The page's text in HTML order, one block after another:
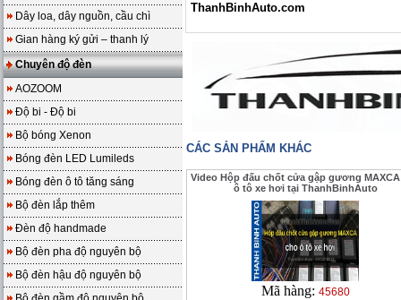
Dây loa, dây nguồn, cầu chì
Gian hàng ký gửi – thanh lý
Chuyên độ đèn
AOZOOM
Độ bi - Độ bi
Bộ bóng Xenon
Bóng đèn LED Lumileds
Bóng đèn ô tô tăng sáng
Bộ đèn lắp thêm
Đèn độ handmade
Bộ đèn pha độ nguyên bộ
Bộ đèn hậu độ nguyên bộ
ThanhBinhAuto.com
CÁC SẢN PHẨM KHÁC
Video Hộp đấu chốt cửa gập gương
ô tô xe hơi tại ThanhBinhAuto
Mã hàng: 45680